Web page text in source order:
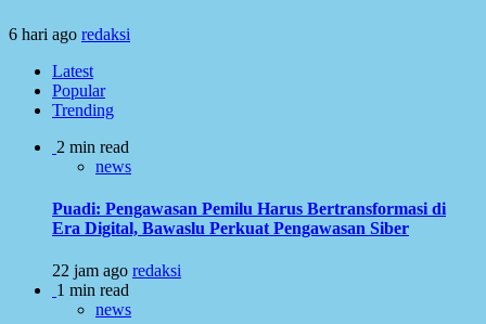
6 hari ago redaksi
Latest
Popular
Trending
2 min read
news
Puadi: Pengawasan Pemilu Harus Bertransformasi di
Era Digital, Bawaslu Perkuat Pengawasan Siber
22 jam ago redaksi
1 min read
news